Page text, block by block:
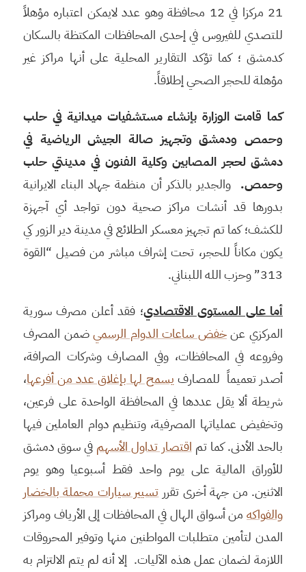
21 مركزا في 12 محافظة وهو عدد لايمكن اعتباره مؤهلاً
للتصدي للفيروس في إحدى المحافظات المكتظة بالسكان
كدمشق ؛ كما تؤكد التقارير المحلية على أنها مراكز غير
مؤهلة للحجر الصحي إطلاقاً.
كما قامت الوزارة بإنشاء مستشفيات ميدانية في حلب
وحمص ودمشق وتجهيز صالة الجيش الرياضية في
دمشق لحجر المصابين وكلية الفنون في مدينتي حلب
وحمص. والجدير بالذكر أن منظمة جهاد البناء الايرانية
بدورها قد أنشات مراكز صحية دون تواجد أي آجهزة
للكشف؛ كما تم تجهيز معسكر الطلائع في مدينة دير الزور كي
يكون مكاناً للحجر، تحت إشراف مباشر من فصيل “القوة
313” وحزب الله اللبناني.
أما على المستوى الاقتصادي؛ فقد أعلن مصرف سورية
المركزي عنخفض ساعات الدوام الرسميضمن المصرف
وفروعه في المحافظات، وفي المصارف وشركات الصرافة،
أصدر تعميماً للمصارف يسمح لها بإغلاق عدد من أفرعها،
شريطة ألا يقل عددها في المحافظة الواحدة على فرعين،
وتخفيض عملياتها المصرفية، وتنظيم دوام العاملين فيها
بالحد الأدنى. كما تماقتصار تداول الأسهم في سوق دمشق
للأوراق المالية على يوم واحد فقط أسبوعيا وهو يوم
الاثنين. من جهة أخرى تقررتسيير سيارات محملة بالخضار
والفواكهمن أسواق الهال في المحافظات إلى الأرياف ومراكز
المدن لتأمين متطلبات المواطنين منها وتوفير المحروقات
اللازمة لضمان عمل هذه الآليات. إلا أنه لم يتم الالتزام به